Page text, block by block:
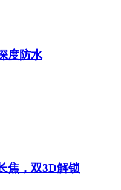
度防水
焦，双3D解锁